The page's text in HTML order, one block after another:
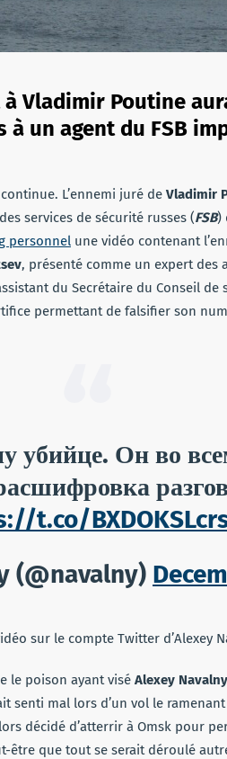
à Vladimir Poutine
un agent du FSB
L’ennemi juré de Vladimir
services de sécurité russes (FSB)
personnel une vidéo contenant
, présenté comme un expert des
du Secrétaire du Conseil de
permettant de falsifier son
убийце. Он во
t.co/
(@navalny)
sur le compte Twitter d’Alexey
le poison ayant visé Alexey Navalny
senti mal lors d’un vol le
décidé d’atterrir à Omsk pour
être que tout se serait déroulé